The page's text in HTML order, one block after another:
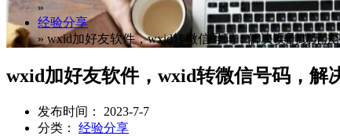
»
经验分享
» wxid加好友软件，wxid转微信号码，解决误删或无法
wxid加好友软件，wxid转微信号码，解
发布时间： 2023-7-7
分类： 经验分享